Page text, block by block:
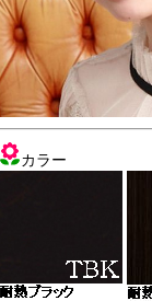
カラー